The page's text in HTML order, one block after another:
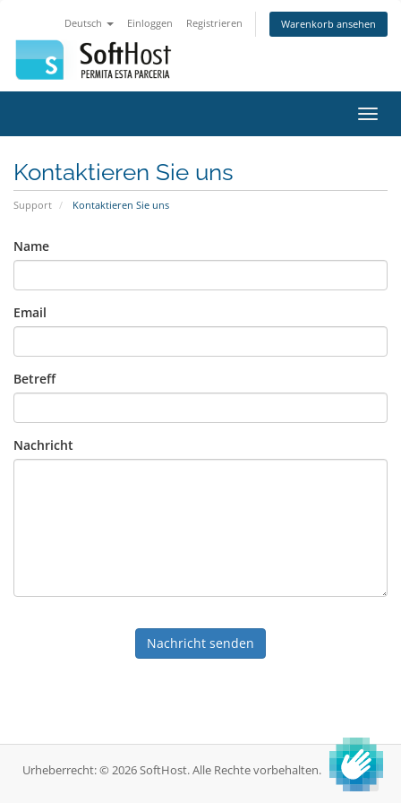
Deutsch Einloggen Registrieren Warenkorb ansehen
ein-/
Kontaktieren Sie uns
Support Kontaktieren Sie uns
Name
Email
Betreff
Nachricht
Nachricht senden
Urheberrecht: © 2026 SoftHost. Alle Rechte vorbehalten.